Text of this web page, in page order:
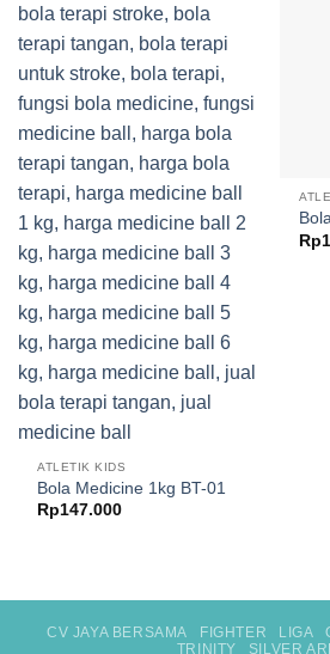
wishlist
ATLETIK KIDS
Bola Medicine 1kg BT-01
Rp147.000
Rp
CV JAYA BERSAMA FIGHTER LIGA
TRINITY
SILVER